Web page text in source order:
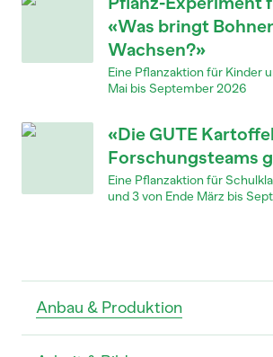
Anbau & Produktion
«Was bringt
Wachsen?»
Eine Pflanzaktion für Kinder
Mai bis September 2026
«Die GUTE
Forschungsteams
Eine Pflanzaktion für
und 3 von Ende März bis